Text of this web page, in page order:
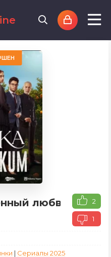
любви 2
1
| Сериалы 2025